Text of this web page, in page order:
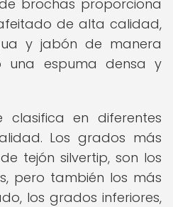
brochas proporciona
de alta calidad,
y jabón de manera
una espuma densa y
en diferentes
Los grados más
tejón silvertip, son los
pero también los más
los grados inferiores,